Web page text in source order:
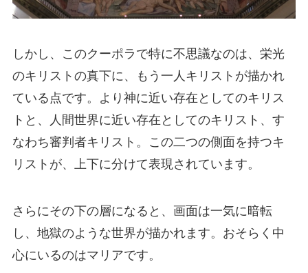
しかし、このクーポラで特に不思議なのは、栄光
のキリストの真下に、もう一人キリストが描かれ
ている点です。より神に近い存在としてのキリス
トと、人間世界に近い存在としてのキリスト、す
なわち審判者キリスト。この二つの側面を持つキ
リストが、上下に分けて表現されています。
さらにその下の層になると、画面は一気に暗転
し、地獄のような世界が描かれます。おそらく中
心にいるのはマリアです。